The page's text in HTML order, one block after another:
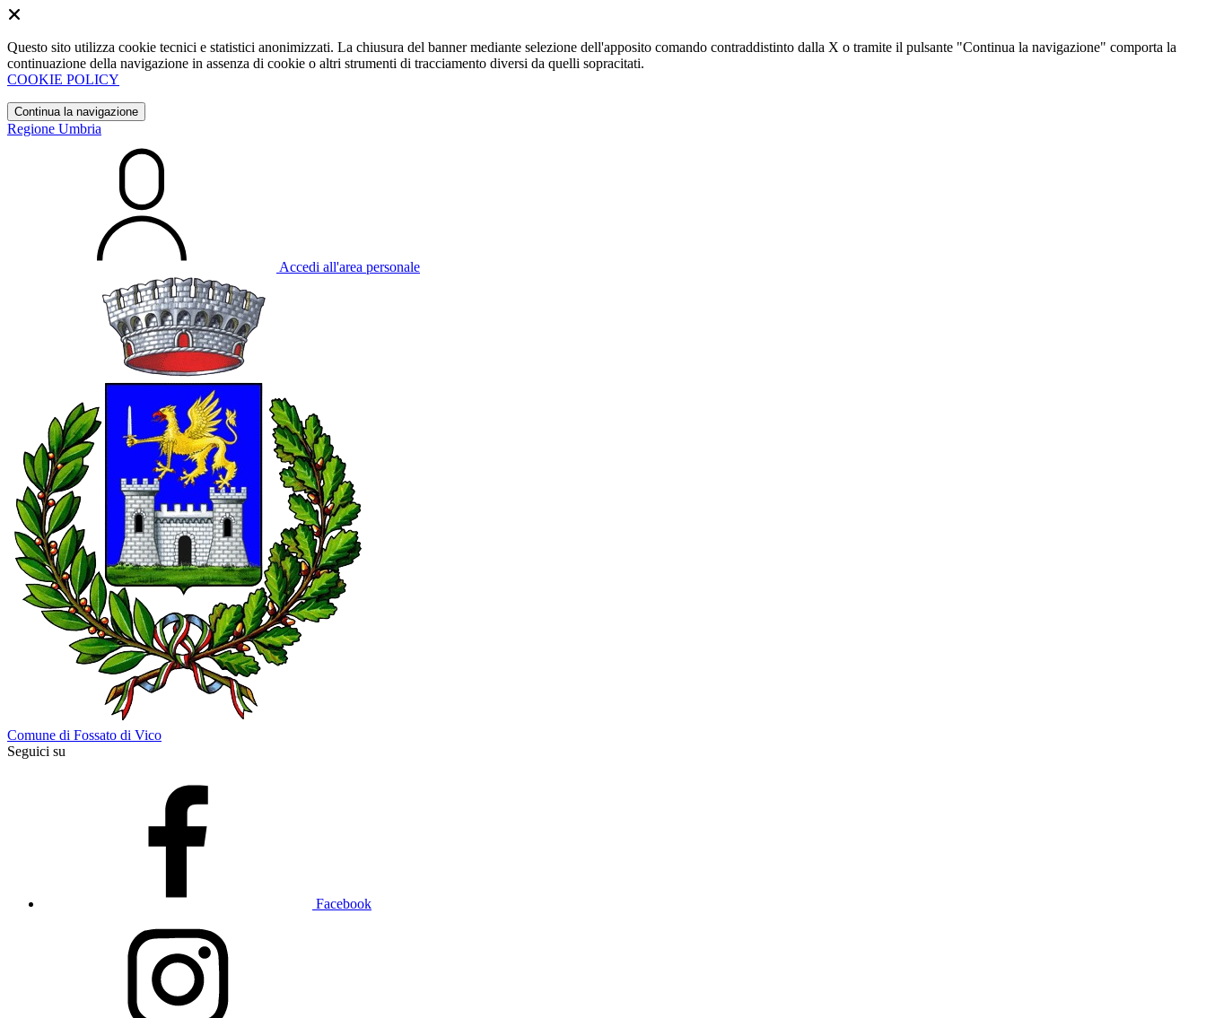
Questo sito utilizza cookie tecnici e statistici anonimizzati. La chiusura del banner mediante selezione dell'apposito comando contraddistinto dalla X o tramite il pulsante "Continua la navigazione" comporta la
continuazione della navigazione in assenza di cookie o altri strumenti di tracciamento diversi da quelli sopracitati.
COOKIE POLICY
Continua la navigazione
Regione Umbria
Accedi all'area personale
Comune di Fossato di Vico
Seguici su
Facebook